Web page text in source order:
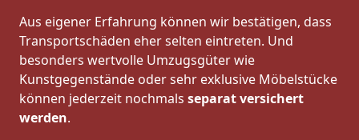
Aus eigener Erfahrung können wir bestätigen, dass
Transportschäden eher selten eintreten. Und
besonders wertvolle Umzugsgüter wie
Kunstgegenstände oder sehr exklusive Möbelstücke
können jederzeit nochmals separat versichert
werden.